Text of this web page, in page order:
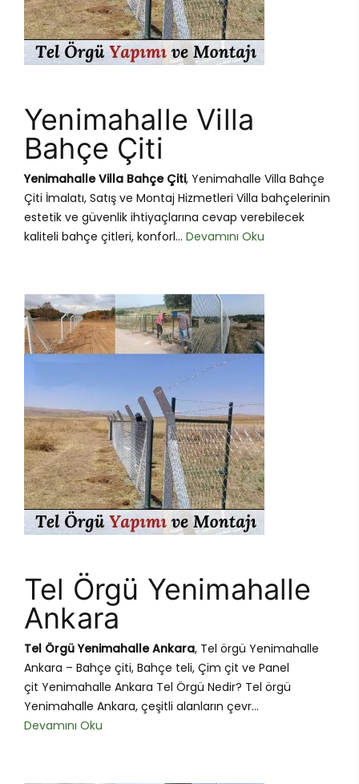
Yenimahalle Villa
Bahçe Çiti
Yenimahalle Villa Bahçe Çiti, Yenimahalle Villa Bahçe
Çiti İmalatı, Satış ve Montaj Hizmetleri Villa bahçelerinin
estetik ve güvenlik ihtiyaçlarına cevap verebilecek
kaliteli bahçe çitleri, konforl... Devamını Oku
Tel Örgü Yenimahalle
Ankara
Tel Örgü Yenimahalle Ankara, Tel örgü Yenimahalle
Ankara – Bahçe çiti, Bahçe teli, Çim çit ve Panel
çit Yenimahalle Ankara Tel Örgü Nedir? Tel örgü
Yenimahalle Ankara, çeşitli alanların çevr...
Devamını Oku